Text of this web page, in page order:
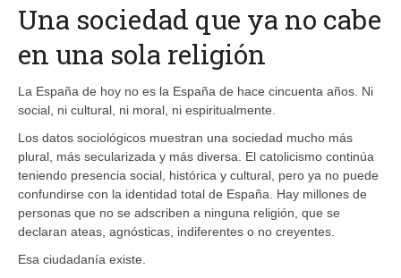
Una sociedad que ya no cabe
en una sola religión
La España de hoy no es la España de hace cincuenta años. Ni
social, ni cultural, ni moral, ni espiritualmente.
Los datos sociológicos muestran una sociedad mucho más
plural, más secularizada y más diversa. El catolicismo continúa
teniendo presencia social, histórica y cultural, pero ya no puede
confundirse con la identidad total de España. Hay millones de
personas que no se adscriben a ninguna religión, que se
declaran ateas, agnósticas, indiferentes o no creyentes.
Esa ciudadanía existe.